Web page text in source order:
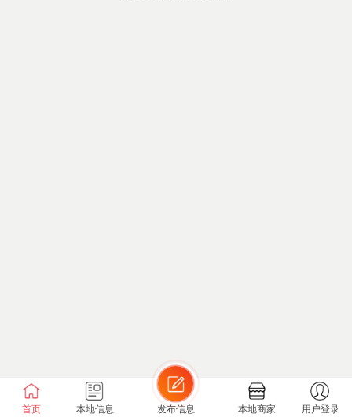
首页 本地信息 发布信息 本地商家 用户登录